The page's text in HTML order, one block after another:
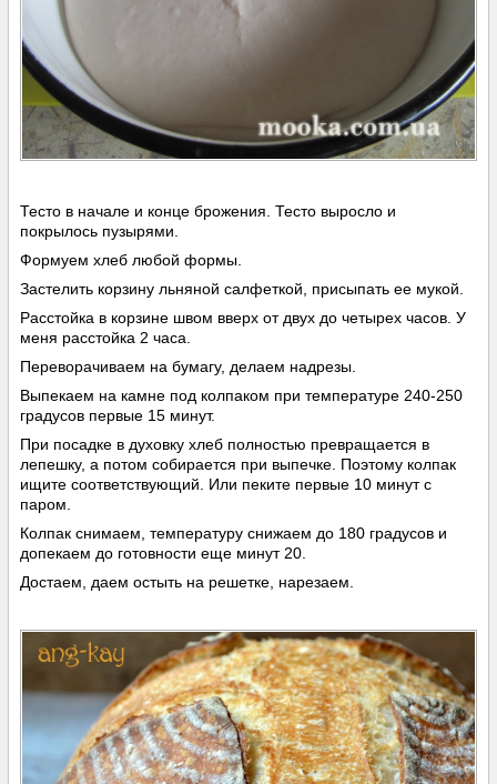
Тесто в начале и конце брожения. Тесто выросло и
покрылось пузырями.
Формуем хлеб любой формы.
Застелить корзину льняной салфеткой, присыпать ее мукой.
Расстойка в корзине швом вверх от двух до четырех часов. У
меня расстойка 2 часа.
Переворачиваем на бумагу, делаем надрезы.
Выпекаем на камне под колпаком при температуре 240-250
градусов первые 15 минут.
При посадке в духовку хлеб полностью превращается в
лепешку, а потом собирается при выпечке. Поэтому колпак
ищите соответствующий. Или пеките первые 10 минут с
паром.
Колпак снимаем, температуру снижаем до 180 градусов и
допекаем до готовности еще минут 20.
Достаем, даем остыть на решетке, нарезаем.